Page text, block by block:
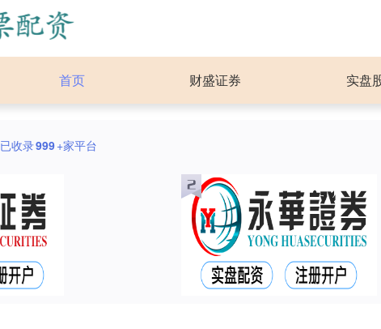
首页 财盛证券 实盘
已收录999+家平台